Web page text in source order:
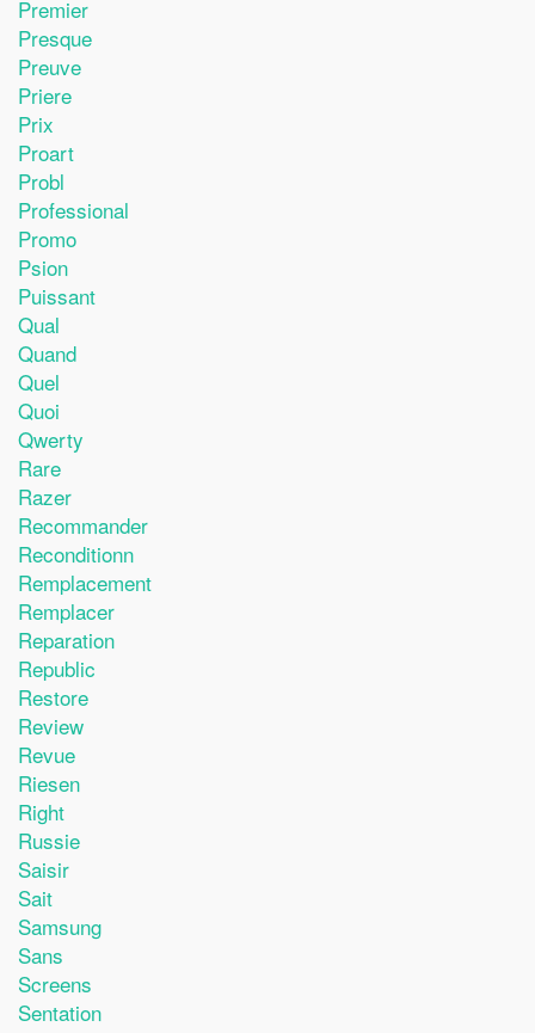
Premier
Presque
Preuve
Priere
Prix
Proart
Probl
Professional
Promo
Psion
Puissant
Qual
Quand
Quel
Quoi
Qwerty
Rare
Razer
Recommander
Reconditionn
Remplacement
Remplacer
Reparation
Republic
Restore
Review
Revue
Riesen
Right
Russie
Saisir
Sait
Samsung
Sans
Screens
Sentation